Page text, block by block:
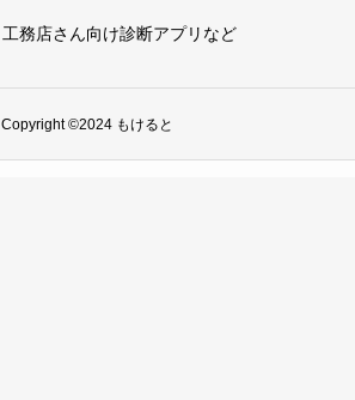
工務店さん向け診断アプリなど
Copyright ©2024 もけると